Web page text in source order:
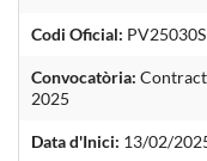
Codi Oficial: PV25030S
Convocatòria:
2025
Data d'Inici: 13/02/